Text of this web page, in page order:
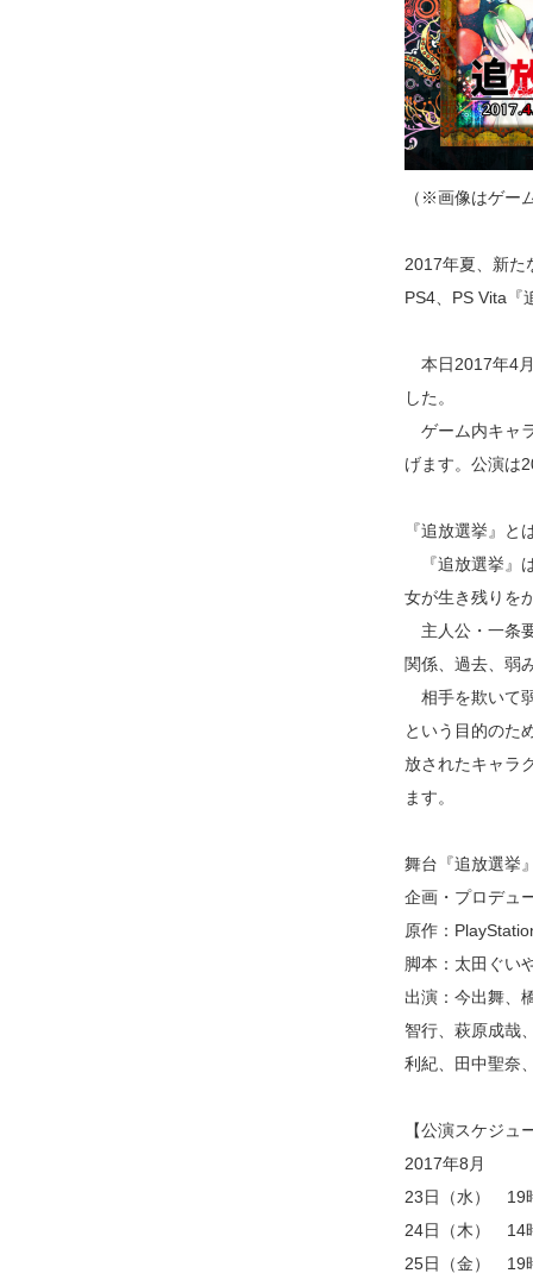
（※画像はゲー
2017年夏、新
PS4、PS Vita『
本日2017年4
した。
ゲーム内キャ
げます。公演は
『追放選挙』と
『追放選挙』
女が生き残りを
主人公・一条
関係、過去、弱
相手を欺いて
という目的のた
放されたキャラ
ます。
舞台『追放選挙
企画・プロデュ
原作：
脚本：太田ぐい
出演：今出舞、
智行、萩原成哉
利紀、田中聖奈
【公演スケジュ
2017年8月
23日（水） 19
24日（木） 14
25日（金） 19